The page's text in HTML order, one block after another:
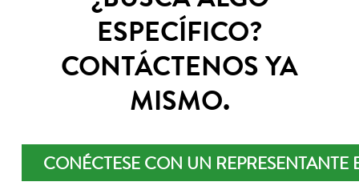
ESPECÍFICO?
CONTÁCTENOS YA
MISMO.
CONÉCTESE CON UN REPRESENTANTE